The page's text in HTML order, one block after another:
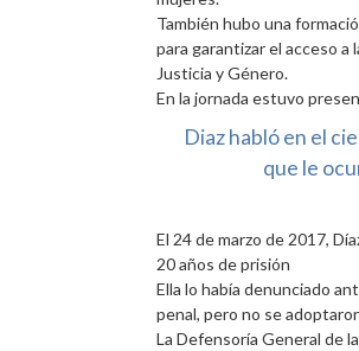
También hubo una
para garantizar el acceso a
Justicia y Género.
En la jornada estuvo
Diaz habló en el
que le
El 24 de marzo de 2017,
20 años de prisión
Ella lo había denunciado
penal, pero no se
La Defensoría General de